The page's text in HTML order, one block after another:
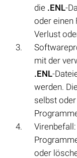
die .ENL-
oder einen
Verlust
mit der
.ENL-
werden.
selbst
oder